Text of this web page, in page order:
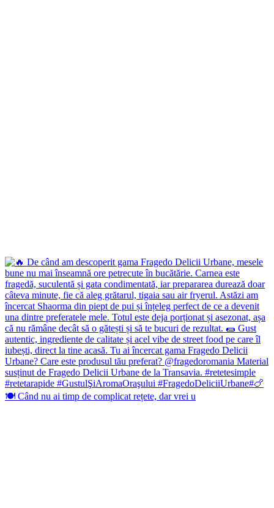
🍽️ Când nu ai timp de complicat rețete, dar vrei u